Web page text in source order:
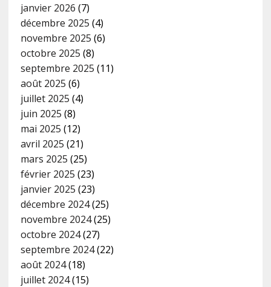
janvier 2026 (7)
décembre 2025 (4)
novembre 2025 (6)
octobre 2025 (8)
septembre 2025 (11)
août 2025 (6)
juillet 2025 (4)
juin 2025 (8)
mai 2025 (12)
avril 2025 (21)
mars 2025 (25)
février 2025 (23)
janvier 2025 (23)
décembre 2024(25)
novembre 2024(25)
octobre 2024(27)
septembre 2024(22)
août 2024(18)
juillet 2024(15)